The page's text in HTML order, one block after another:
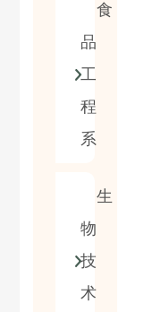
食
品
工
程
系
生
物
技
术